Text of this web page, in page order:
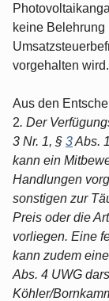
keine
vorgehalten wird.
Aus den
2. Der
3 Nr. 1, § 3Abs.
kann ein
Handlungen
sonstigen zur
Preis oder die
vorliegen. Eine
kann zudem
Abs. 4 UWG
Köhler/